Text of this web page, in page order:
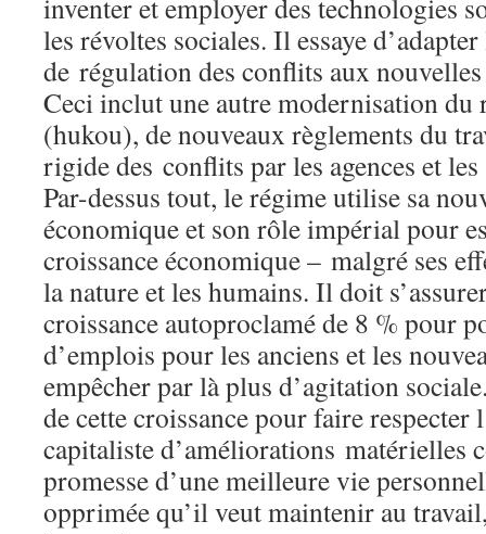
inventer et employer des technologies
les révoltes sociales. Il essaye
de régulation des conflits aux
Ceci inclut une autre modernisation
(hukou), de nouveaux règlements du
rigide des conflits par les agences et
Par-dessus tout, le régime utilise sa
économique et son rôle impérial pour
croissance économique – malgré ses
la nature et les humains. Il doit
croissance autoproclamé de 8 % pour
d’emplois pour les anciens et les
empêcher par là plus d’agitation
de cette croissance pour faire respecter
capitaliste d’améliorations matérielles
promesse d’une meilleure vie
opprimée qu’il veut maintenir au